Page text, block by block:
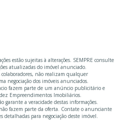
estão sujeitas à alterações. SEMPRE consulte
atualizadas do imóvel anunciado.
não realizam qualquer
negociação dos imóveis anunciados.
fazem parte de um anúncio publicitário e
Empreendimentos Imobiliários.
garante a veracidade destas informações.
fazem parte da oferta. Contate o anunciante
para negociação deste imóvel.